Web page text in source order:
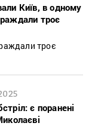
Київ, в одному
троє
троє
є поранені